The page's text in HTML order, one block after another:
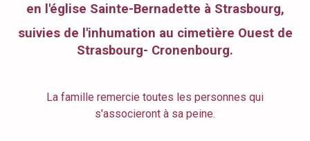
en l'église Sainte-Bernadette à Strasbourg,
suivies de l'inhumation au cimetière Ouest de
Strasbourg- Cronenbourg.
La famille remercie toutes les personnes qui
s'associeront à sa peine.